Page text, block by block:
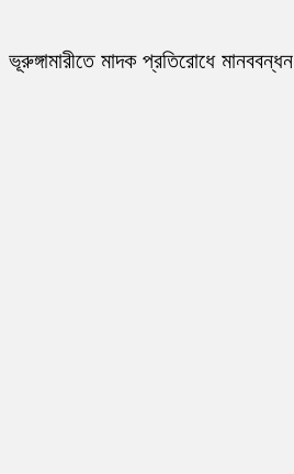
ভূরুঙ্গামারীতে মাদক প্রতিরোধে মানববন্ধন